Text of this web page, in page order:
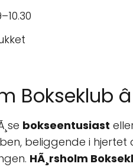
Bokseklub
bokseentusiast
beliggende i hjertet
HÃ¸rsholm